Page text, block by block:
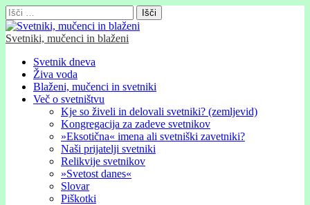
Išči:
Svetniki, mučenci in blaženi
Glavni
meni
Skip
content
Svetnik dneva
Živa voda
Blaženi, mučenci in svetniki
Več o svetništvu
Kje so živeli in delovali svetniki? (zemljevid)
Kongregacija za zadeve svetnikov
»Eksotična« imena ali svetniški zavetniki?
Naši prijatelji svetniki
Relikvije svetnikov
»Svetost danes«
Slovar
Piškotki